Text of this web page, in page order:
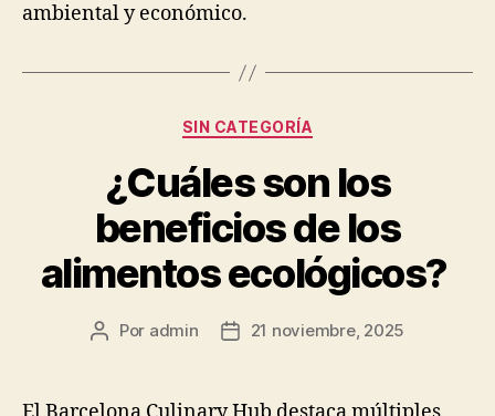
ambiental y económico.
Categorías
SIN CATEGORÍA
¿Cuáles son los
beneficios de los
alimentos ecológicos?
Autor
publicación
Por admin
Fecha
publicación
21 noviembre, 2025